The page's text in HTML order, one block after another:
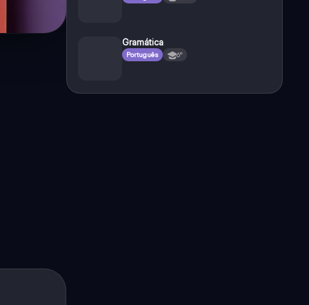
Gramática
Português 6°